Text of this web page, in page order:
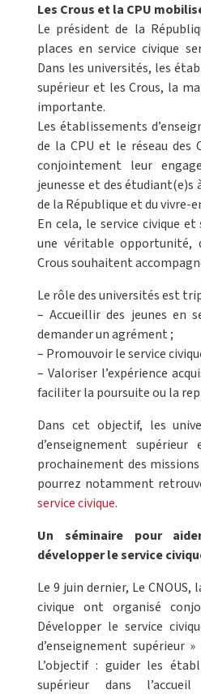
Les Crous et la CPU
Le président de la
places en service civique
Dans les universités, les
supérieur et les Crous, la
importante.
Les établissements
de la CPU et le réseau des
conjointement leur
jeunesse et des étudiant(e)s
de la République et du vivre-
En cela, le service civique
une véritable opportunité,
Crous souhaitent
Le rôle des universités est
– Accueillir des jeunes en
demander un agrément ;
– Promouvoir le service
– Valoriser l’expérience
faciliter la poursuite ou la
Dans cet objectif, les
d’enseignement
prochainement des
pourrez notamment
service civique.
Un séminaire pour
développer le service
Le 9 juin dernier, Le CNOUS,
civique ont organisé
Développer le service
d’enseignement supérieur
L’objectif : guider les
supérieur dans